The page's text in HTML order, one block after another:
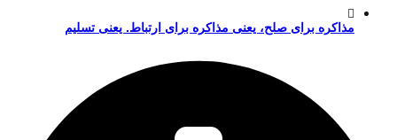
مذاکره برای صلح، یعنی مذاکره برای ارتباط. یعنی تسلیم